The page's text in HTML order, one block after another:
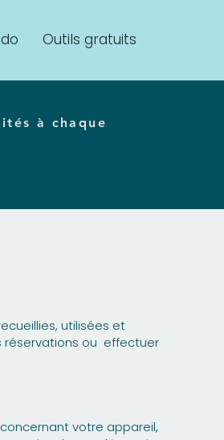
Outils gratuits
à chaque
utilisées et
réservations ou effectuer
votre appareil,